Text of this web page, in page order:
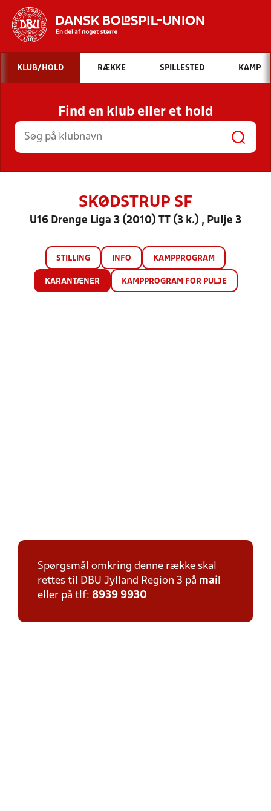
Hvad vil du søge efter?
INDHOLD OG NYHEDER
STILLINGER, RESULTATER, KLUBBER OG
HOLD
KLUB/HOLD RÆKKE SPILLESTED KAMP
Find en klub eller et hold
SKØDSTRUP SF
U16 Drenge Liga 3 (2010) TT (3 k.) , Pulje 3
STILLING INFO KAMPPROGRAM
KARANTÆNER KAMPPROGRAM FOR PULJE
Spørgsmål omkring denne række skal
rettes til DBU Jylland Region 3 på mail
eller på tlf: 8939 9930